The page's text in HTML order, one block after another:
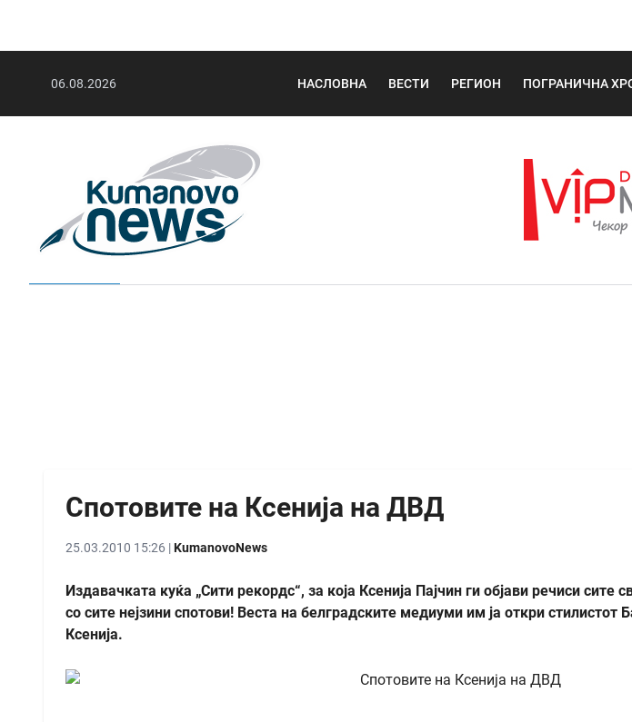
06.08.2026 НАСЛОВНА ВЕСТИ РЕГИОН ПОГРАНИЧНА
Спотовите на Ксенија на ДВД
25.03.2010 15:26 |KumanovoNews
Издавачката куќа „Сити рекордс“, за која Ксенија Пајчин ги објави речиси сите
со сите нејзини спотови! Веста на белградските медиуми им ја откри стилистот
Ксенија.